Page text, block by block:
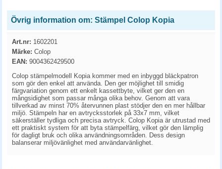
Övrig information om: Stämpel Colop Kopia
Art.nr: 1602201
Märke: Colop
EAN: 9004362429500
Colop stämpelmodell Kopia kommer med en inbyggd bläckpatron
som gör den enkel att använda. Den ger möjlighet till smidig
färgvariation genom ett enkelt kassettbyte, vilket ger den en
mångsidighet som passar många olika behov. Genom att vara
tillverkad av minst 70% återvunnen plast stödjer den en mer hållbar
miljö. Stämpeln har en avtrycksstorlek på 33x7 mm, vilket
säkerställer tydliga och precisa avtryck. Colop Kopia är utrustad med
ett praktiskt system för att byta stämpelfärg, vilket gör den lämplig
för dagligt bruk och olika användningsområden. Dess design
balanserar miljövänlighet med användarvänlighet.